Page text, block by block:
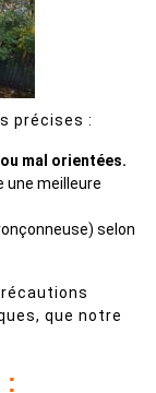
précises :
mal orientées.
une meilleure
selon
que notre
: